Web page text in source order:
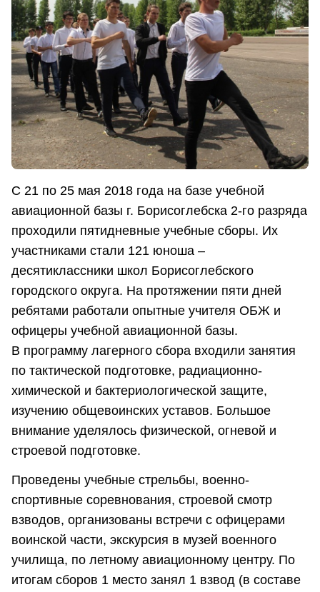
С 21 по 25 мая 2018 года на базе учебной
авиационной базы г. Борисоглебска 2-го разряда
проходили пятидневные учебные сборы. Их
участниками стали 121 юноша –
десятиклассники школ Борисоглебского
городского округа. На протяжении пяти дней
ребятами работали опытные учителя ОБЖ и
офицеры учебной авиационной базы.
В программу лагерного сбора входили занятия
по тактической подготовке, радиационно-
химической и бактериологической защите,
изучению общевоинских уставов. Большое
внимание уделялось физической, огневой и
строевой подготовке.
Проведены учебные стрельбы, военно-
спортивные соревнования, строевой смотр
взводов, организованы встречи с офицерами
воинской части, экскурсия в музей военного
училища, по летному авиационному центру. По
итогам сборов 1 место занял 1 взвод (в составе